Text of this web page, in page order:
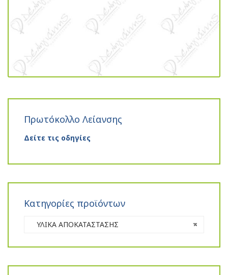
Πρωτόκολλο Λείανσης
Δείτε τις οδηγίες
Κατηγορίες προϊόντων
×
ΥΛΙΚΑ ΑΠΟΚΑΤΑΣΤΑΣΗΣ